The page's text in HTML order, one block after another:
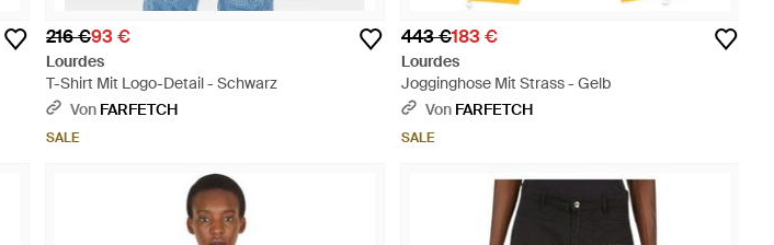
216 €93 €
Lourdes
T-Shirt Mit Logo-Detail - Schwarz
Von FARFETCH
SALE
443 €183 €
Lourdes
Jogginghose Mit Strass - Gelb
Von FARFETCH
SALE